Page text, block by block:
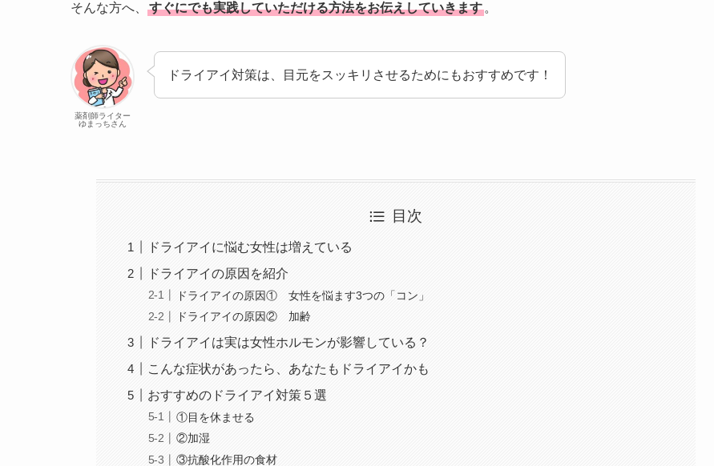
そんな方へ、
すぐにでも実践していただける方法をお伝えしていきます 。
薬剤師ライター
ゆまっちさん
ドライアイ対策は、目元をスッキリさせるためにもおすすめです！
目次
ドライアイに悩む女性は増えている
ドライアイの原因を紹介
ドライアイの原因① 女性を悩ます3つの「コン」
ドライアイの原因② 加齢
ドライアイは実は女性ホルモンが影響している？
こんな症状があったら、あなたもドライアイかも
おすすめのドライアイ対策５選
①目を休ませる
②加湿
③抗酸化作用の食材